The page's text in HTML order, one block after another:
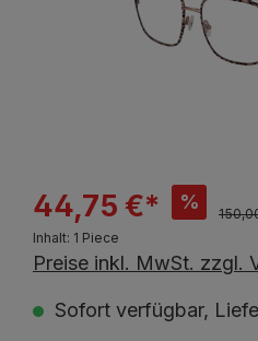
44,75 €* %
Inhalt: 1 Piece
Preise inkl. MwSt. zzgl.
Sofort verfügbar,